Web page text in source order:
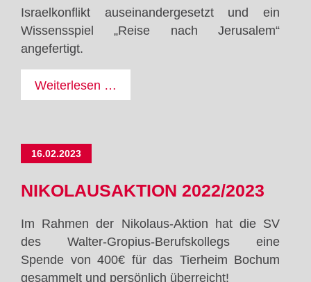
Israelkonflikt auseinandergesetzt und ein
Wissensspiel „Reise nach Jerusalem“
angefertigt.
Weiterlesen …
Israelkonflikt
16.02.2023
NIKOLAUSAKTION 2022/2023
Im Rahmen der Nikolaus-Aktion hat die SV
des Walter-Gropius-Berufskollegs eine
Spende von 400€ für das Tierheim Bochum
gesammelt und persönlich überreicht!